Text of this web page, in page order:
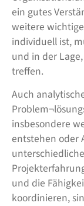
ein gutes
weitere
individuell ist,
und in der
treffen.
Auch
insbesondere
entstehen oder
und die
koordinieren,